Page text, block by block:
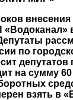
внесения
«Водоканал»
по
депутатов
на сумму
взять в